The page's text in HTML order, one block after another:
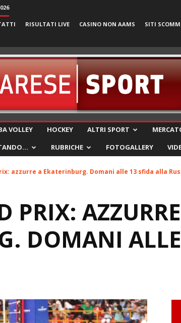
RISULTATI LIVE CASINO NON AAMS SITI
VOLLEY HOCKEY ALTRI SPORT
RUBRICHE FOTOGALLERY
azzurre a Ekaterinburg. Domani alle 13 sfida alla
PRIX:
DOMANI